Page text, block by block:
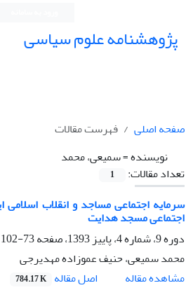
پژوهشنامه علوم سیاسی
صفحه اصلی
فهرست مقالات
نویسنده =سمیعی، محمد
تعداد مقالات:
1
سرمایه اجتماعی مساجد و انقلاب اسلامی
اجتماعی مسجد هدایت
دوره 9، شماره 4، پاییز 1393، صفحه
73-102
محمد سمیعی، حنیف عموزاده مهدیرجی
مشاهده مقاله
اصل مقاله 784.17 K